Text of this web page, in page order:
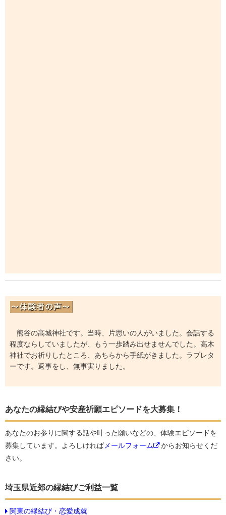
熊谷の高城神社です。当時、片思いの人がいました。会話する
程度ならしていましたが、もう一歩踏み出せませんでした。高木
神社でお祈りしたところ、あちらから手紙がきました。ラブレタ
ーです。返事をし、無事実りました。
あなたの縁結びや安産祈願エピソードを大募集！
あなたのお参りに関する話や叶った願いなどの、体験エピソードを
募集しています。よろしければ メールフォーム
からお知らせくだ
さい。
埼玉県近郊の縁結びご利益一覧
関東の縁結び・恋愛成就